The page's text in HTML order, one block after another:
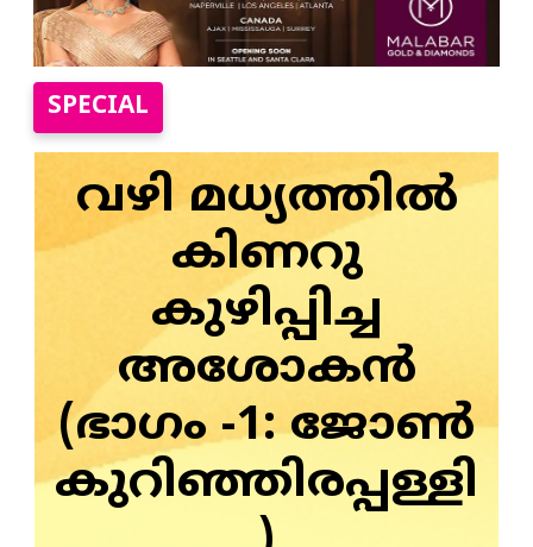
SPECIAL
വഴി മധ്യത്തിൽ
കിണറു
കുഴിപ്പിച്ച
അശോകൻ
(ഭാഗം -1: ജോൺ
കുറിഞ്ഞിരപ്പള്ളി